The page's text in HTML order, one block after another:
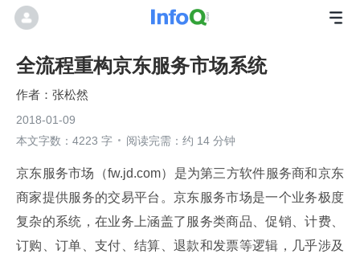
全流程重构京东服务市场系统
张松然
2018-01-09
本文字数：4223 字
阅读完需：约 14 分钟
京东服务市场（fw.jd.com）是为第三方软件服务商和京东
商家提供服务的交易平台。京东服务市场是一个业务极度
复杂的系统，在业务上涵盖了服务类商品、促销、计费、
订购、订单、支付、结算、退款和发票等逻辑，几乎涉及